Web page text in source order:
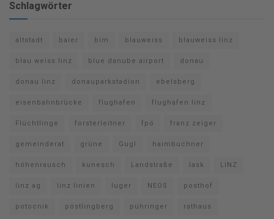
Schlagwörter
altstadt baier bim blauweiss blauweiss linz
blau weiss linz blue danube airport donau
donau linz donauparkstadion ebelsberg
eisenbahnbrücke flughafen flughafen linz
Flüchtlinge forsterleitner fpö franz zeiger
gemeinderat grüne Gugl haimbuchner
höhenrausch kunesch Landstraße lask LINZ
linz ag linz linien luger NEOS posthof
potocnik pöstlingberg pühringer rathaus